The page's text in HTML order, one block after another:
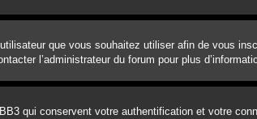
que vous souhaitez utiliser afin de vous
l’administrateur du forum pour plus
qui conservent votre authentification et votre